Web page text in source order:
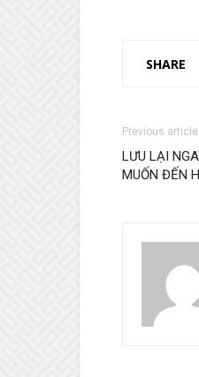
SHARE
Previous article
LƯU LẠI
MUỐN ĐẾN